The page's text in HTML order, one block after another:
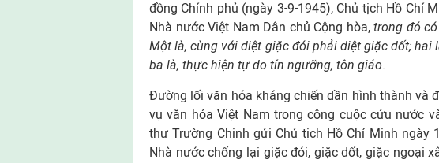
đồng Chính phủ (ngày 3-9-1945), Chủ tịch Hồ Chí
Nhà nước Việt Nam Dân chủ Cộng hòa,trong đó có
Một là, cùng với diệt giặc đói phải diệt giặc dốt;
ba là, thực hiện tự do tín ngưỡng, tôn giáo.
Đường lối văn hóa kháng chiến dần hình thành và
vụ văn hóa Việt Nam trong công cuộc cứu nước
thư Trường Chinh gửi Chủ tịch Hồ Chí Minh ngày
Nhà nước chống lại giặc đói, giặc dốt, giặc ngoại